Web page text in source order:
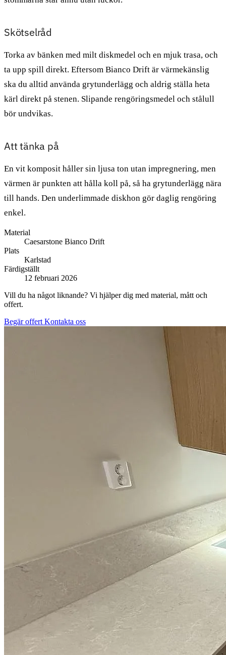
Skötselråd
Torka av bänken med milt diskmedel och en mjuk trasa, och
ta upp spill direkt. Eftersom Bianco Drift är värmekänslig
ska du alltid använda grytunderlägg och aldrig ställa heta
kärl direkt på stenen. Slipande rengöringsmedel och stålull
bör undvikas.
Att tänka på
En vit komposit håller sin ljusa ton utan impregnering, men
värmen är punkten att hålla koll på, så ha grytunderlägg nära
till hands. Den underlimmade diskhon gör daglig rengöring
enkel.
Material
Caesarstone Bianco Drift
Plats
Karlstad
Färdigställt
12 februari 2026
Vill du ha något liknande? Vi hjälper dig med material, mått och
offert.
Begär offert Kontakta oss